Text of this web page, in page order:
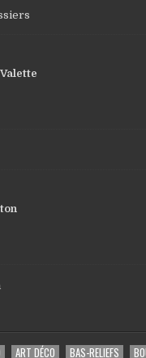
ART DÉCO BAS-RELIEFS